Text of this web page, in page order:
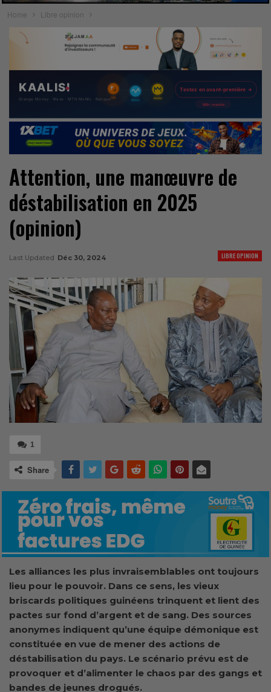
Home Libre opinion
Attention, une manœuvre de
déstabilisation en 2025
(opinion)
LIBRE OPINION
Last Updated Déc 30, 2024
1
Share
Les alliances les plus invraisemblables ont toujours
lieu pour le pouvoir. Dans ce sens, les vieux
briscards politiques guinéens trinquent et lient des
pactes sur fond d’argent et de sang. Des sources
anonymes indiquent qu’une équipe démonique est
constituée en vue de mener des actions de
déstabilisation du pays. Le scénario prévu est de
provoquer et d’alimenter le chaos par des gangs et
bandes de jeunes drogués.